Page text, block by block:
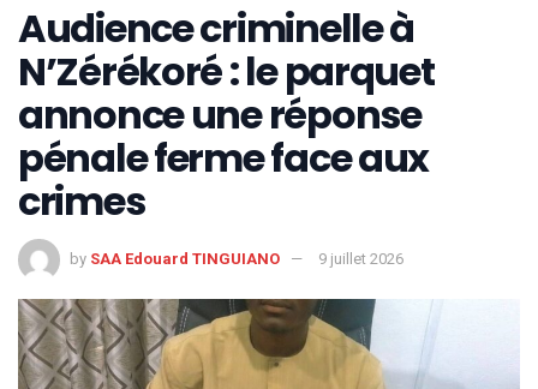
Audience criminelle à
N’Zérékoré : le parquet
annonce une réponse
pénale ferme face aux
crimes
by SAA Edouard TINGUIANO 9 juillet 2026